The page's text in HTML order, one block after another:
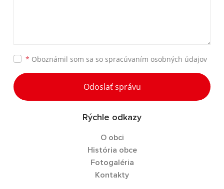
* Oboznámil som sa so spracúvaním osobných údajov
Odoslať správu
Rýchle odkazy
O obci
História obce
Fotogaléria
Kontakty